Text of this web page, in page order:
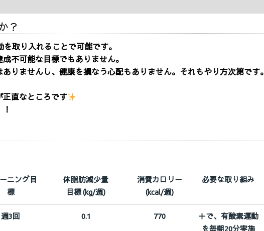
？
取り入れることで可能です。
不可能な目標でもありません。
りませんし、健康を損なう心配もありません。それもやり方次第です。
正直なところです
ニング目
標
体脂肪減少量
目標 (kg/週)
消費カロリー
(kcal/週)
必要な取り組み
週3回 0.1 770
＋で、有酸素運動
を毎朝20分実施